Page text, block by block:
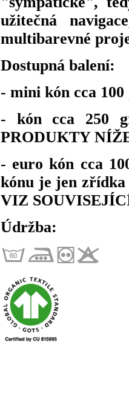
užitečná
multibarevné
Dostupná balení:
- mini kón cca
- kón cca 250
PRODUKTY
- euro kón cca
kónu je jen zřídka
VIZ
Údržba: